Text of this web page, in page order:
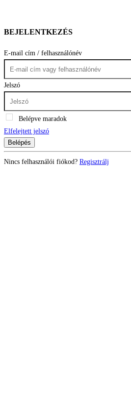
BEJELENTKEZÉS
E-mail cím / felhasználónév
Jelszó
Belépve maradok
Elfelejtett jelszó
Belépés
Nincs felhasználói fiókod? Regisztrálj